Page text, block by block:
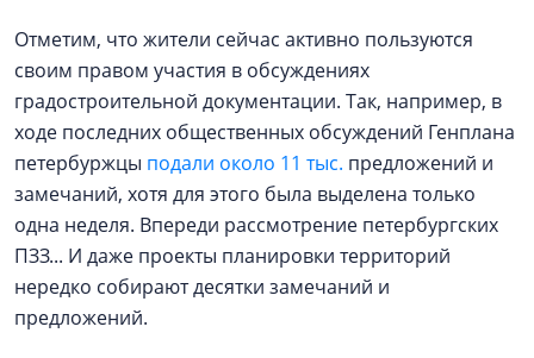
Отметим, что жители сейчас активно пользуются
своим правом участия в обсуждениях
градостроительной документации. Так, например, в
ходе последних общественных обсуждений Генплана
петербуржцы подали около 11 тыс. предложений и
замечаний, хотя для этого была выделена только
одна неделя. Впереди рассмотрение петербургских
ПЗЗ... И даже проекты планировки территорий
нередко собирают десятки замечаний и
предложений.